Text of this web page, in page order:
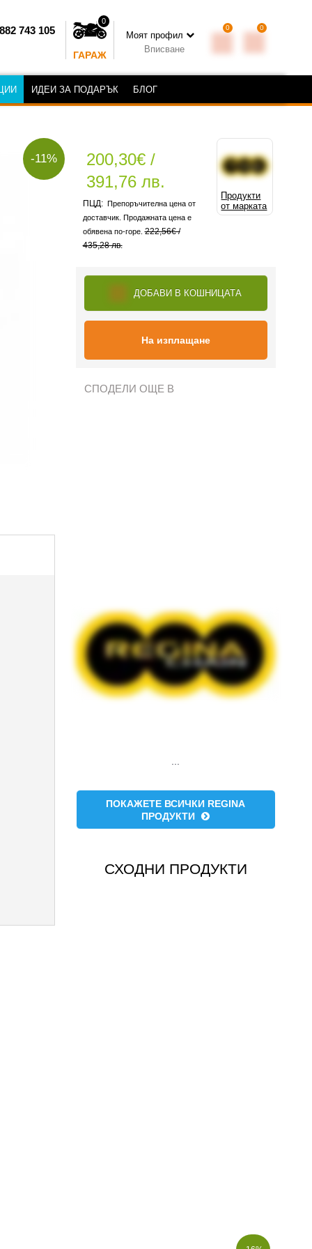
743 105
0
ГАРАЖ
Моят профил
Вписване
0 0
ИДЕИ ЗА ПОДАРЪК БЛОГ
-11%
Продукти
от марката
200,30€ /
391,76 лв.
Препоръчителна цена от
доставчик. Продажната цена е
обявена по-горе. 222,56€ /
435,28 лв.
ДОБАВИ В КОШНИЦАТА
На изплащане
СПОДЕЛИ ОЩЕ В
ПОКАЖЕТЕ ВСИЧКИ REGINA
ПРОДУКТИ
СХОДНИ ПРОДУКТИ